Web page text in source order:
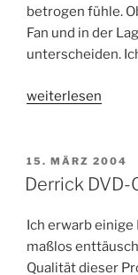
betrogen fühle.
Fan und in der
unterscheiden.
„Derrick:
mit
einem
weiterlesen
VERÖFFENTLICHT
AM
15. MÄRZ 2004
Derrick
Ich erwarb einige
maßlos
Qualität dieser